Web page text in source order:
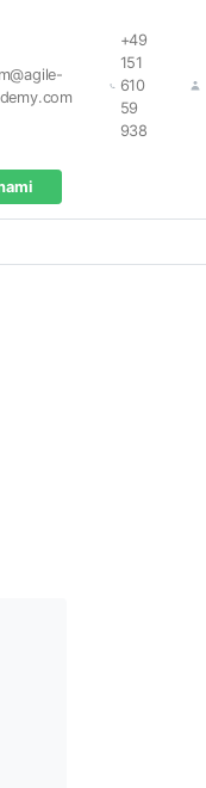
+49
151
610
59
938